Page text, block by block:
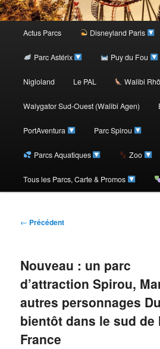
Menu
Aller
contenu
Actus Parcs Disneyland Paris
Parc Astérix Puy du Fou
Nigloland Le PAL Walibi
Walygator Sud-Ouest (Walibi Agen)
PortAventura Parc Spirou
Parcs Aquatiques Zoo
Tous les Parcs, Carte & Promos
Navigation
← Précédent
Nouveau : un parc
d’attraction Spirou,
autres personnages
bientôt dans le sud de
France